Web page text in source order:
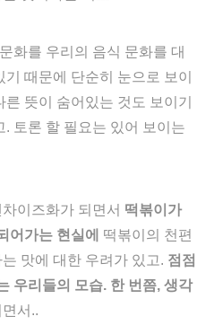
화를 우리의 음식 문화를 대
때문에 단순히 눈으로 보이
뜻이 숨어있는 것도 보이기
. 토론 할 필요는 있어 보이는
이즈화가 되면서 떡볶이가
어가는 현실에
떡볶이의 천편
맛에 대한 우려가 있고. 점점
우리들의 모습. 한 번쯤, 생각
서..